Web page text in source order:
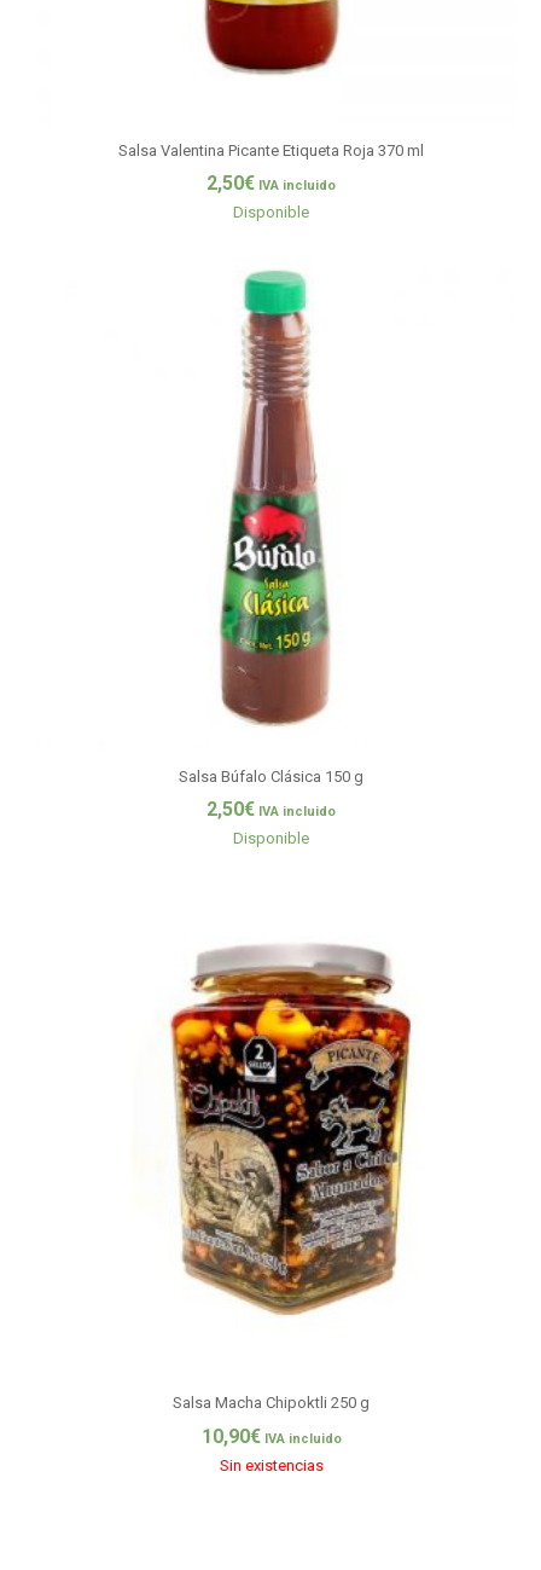
Salsa Valentina Picante Etiqueta Roja 370 ml
2,50€ IVA incluido
Disponible
Salsa Búfalo Clásica 150 g
2,50€ IVA incluido
Disponible
Salsa Macha Chipoktli 250 g
10,90€ IVA incluido
Sin existencias